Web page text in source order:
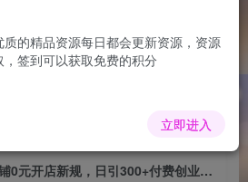
铺0元开店新规，日引
前方法简单复制粘贴可矩阵
106
（14092期）拼多多店铺0元开店新规，日引300+付费创业粉，目前方法简单复制粘贴可矩阵
的精品资源每日都会更新资源，资源
签到可以获取免费的积分
立即进入